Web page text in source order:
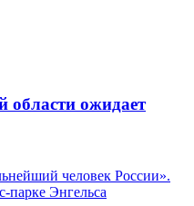
области ожидает